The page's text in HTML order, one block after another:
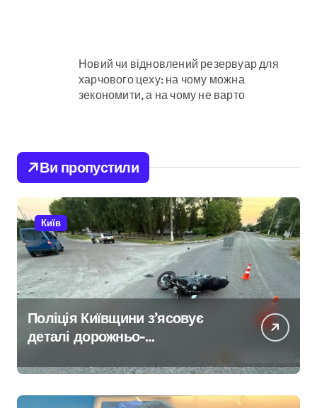
Новий чи відновлений резервуар для
харчового цеху: на чому можна
зекономити, а на чому не варто
Ви пропустили
Київ
Поліція Київщини з’ясовує
деталі дорожньо-
Щербаки за участю двох
неповнолітніх постраждалих